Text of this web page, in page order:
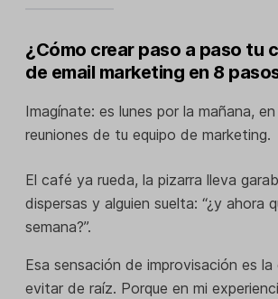
¿Cómo crear paso a paso tu
de email marketing en 8
Imagínate: es lunes por la mañana,
reuniones de tu equipo de marketing.
El café ya rueda, la pizarra lleva
dispersas y alguien suelta: “¿y ahora
semana?”.
Esa sensación de improvisación es la
evitar de raíz. Porque en mi